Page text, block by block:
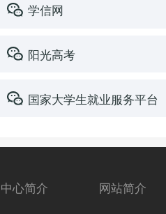
学信网
阳光高考
国家大学生就业服务平台
中心简介 网站简介